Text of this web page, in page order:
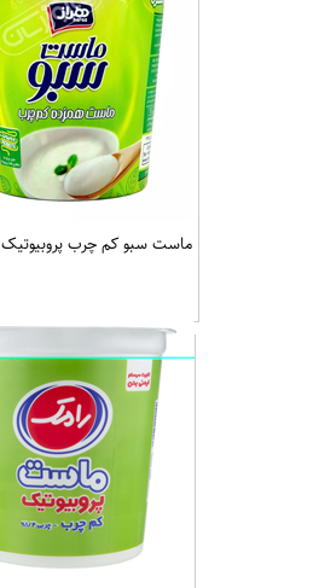
ماست سبو کم چرب پروبیوتیک 800 گرمی هراز